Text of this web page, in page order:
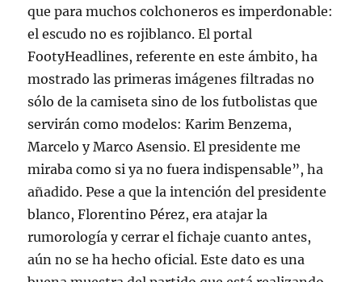
que para muchos colchoneros es imperdonable:
el escudo no es rojiblanco. El portal
FootyHeadlines, referente en este ámbito, ha
mostrado las primeras imágenes filtradas no
sólo de la camiseta sino de los futbolistas que
servirán como modelos: Karim Benzema,
Marcelo y Marco Asensio. El presidente me
miraba como si ya no fuera indispensable”, ha
añadido. Pese a que la intención del presidente
blanco, Florentino Pérez, era atajar la
rumorología y cerrar el fichaje cuanto antes,
aún no se ha hecho oficial. Este dato es una